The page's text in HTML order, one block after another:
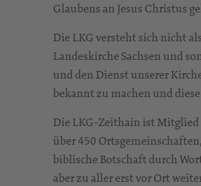
Glaubens an Jesus Christus
Die LKG versteht sich nicht
Landeskirche Sachsen und
und den Dienst unserer
bekannt zu machen und
Die LKG-Zeithain ist
über 450
biblische Botschaft durch
aber zu aller erst vor Ort